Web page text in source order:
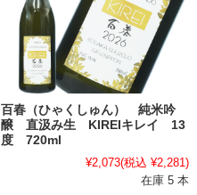
百春（ひゃくしゅん） 純米吟
醸 直汲み生 KIREIキレイ 13
度 720ml
¥2,073(税込 ¥2,281)
在庫 5 本